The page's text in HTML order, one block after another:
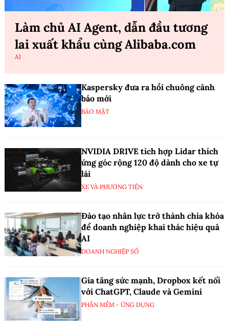
Làm chủ AI Agent, dẫn đầu tương
lai xuất khẩu cùng Alibaba.com
AI
Kaspersky đưa ra hồi chuông cảnh
báo mới
BẢO MẬT
NVIDIA DRIVE tích hợp Lidar thích
ứng góc rộng 120 độ dành cho xe tự
lái
XE VÀ PHƯƠNG TIỆN
Đào tạo nhân lực trở thành chìa khóa
để doanh nghiệp khai thác hiệu quả
AI
DOANH NGHIỆP SỐ
Gia tăng sức mạnh, Dropbox kết nối
với ChatGPT, Claude và Gemini
PHẦN MỀM - ỨNG DỤNG